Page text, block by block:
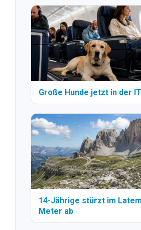
Große Hunde jetzt in der
14-Jährige stürzt im
Meter ab